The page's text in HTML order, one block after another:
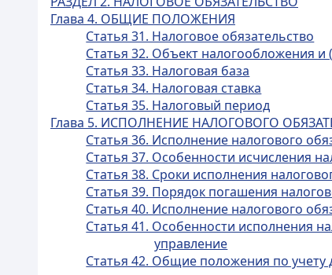
Глава 4. ОБЩИЕ ПОЛОЖЕНИЯ
Статья 31. Налоговое обязательство
Статья 32. Объект налогообложения
Статья 33. Налоговая база
Статья 34. Налоговая ставка
Статья 35. Налоговый период
Глава 5. ИСПОЛНЕНИЕ НАЛОГОВОГО
Статья 36. Исполнение налогового
Статья 37. Особенности исчисления
Статья 38. Сроки исполнения
Статья 39. Порядок погашения
Статья 40. Исполнение налогового
Статья 41. Особенности исполнения
управление
Статья 42. Общие положения по учету